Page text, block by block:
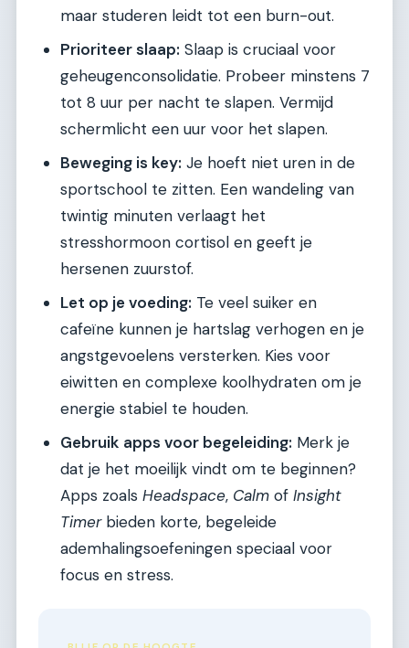
maar studeren leidt tot een burn-out.
Prioriteer slaap: Slaap is cruciaal voor
geheugenconsolidatie. Probeer minstens 7
tot 8 uur per nacht te slapen. Vermijd
schermlicht een uur voor het slapen.
Beweging is key: Je hoeft niet uren in de
sportschool te zitten. Een wandeling van
twintig minuten verlaagt het
stresshormoon cortisol en geeft je
hersenen zuurstof.
Let op je voeding: Te veel suiker en
cafeïne kunnen je hartslag verhogen en je
angstgevoelens versterken. Kies voor
eiwitten en complexe koolhydraten om je
energie stabiel te houden.
Gebruik apps voor begeleiding: Merk je
dat je het moeilijk vindt om te beginnen?
Apps zoals Headspace, Calm of Insight
Timerbieden korte, begeleide
ademhalingsoefeningen speciaal voor
focus en stress.